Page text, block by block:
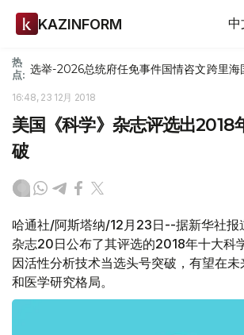
KAZINFORM 中
热
点: 选举-2026总统府任免事件国情咨文跨里海
16:48, 23 12月 2018
美国《科学》杂志评选出2018
破
哈通社/阿斯塔纳/12月23日--据新华社报
杂志20日公布了其评选的2018年十大科
因活性分析技术当选头号突破，有望在
和医学研究格局。